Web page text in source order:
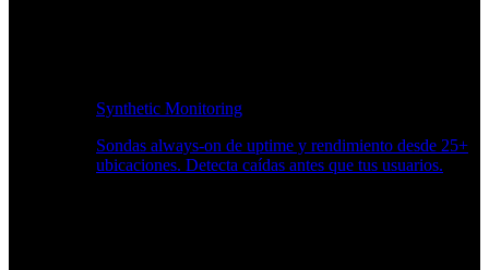
Synthetic Monitoring
Sondas always-on de uptime y rendimiento desde 25+
ubicaciones. Detecta caídas antes que tus usuarios.